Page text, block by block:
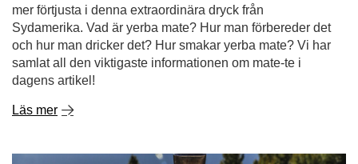
mer förtjusta i denna extraordinära dryck från
Sydamerika. Vad är yerba mate? Hur man förbereder det
och hur man dricker det? Hur smakar yerba mate? Vi har
samlat all den viktigaste informationen om mate-te i
dagens artikel!
Läs mer